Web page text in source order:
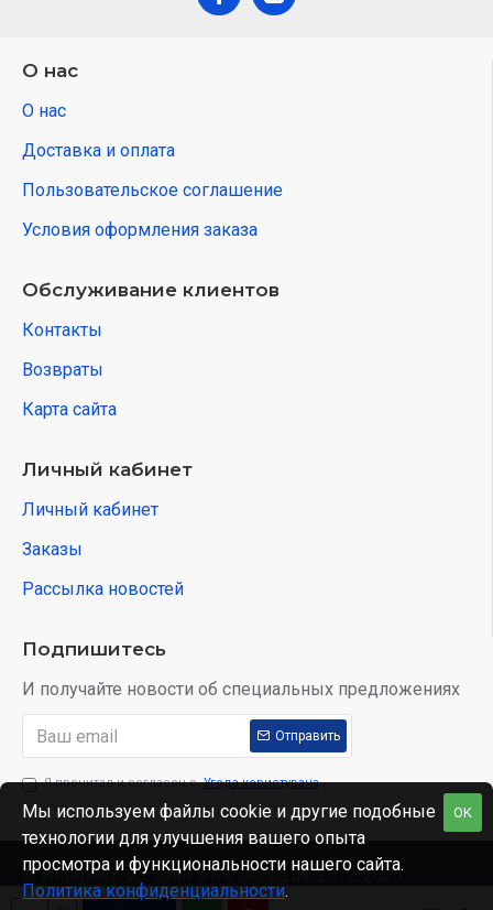
О нас
О нас
Доставка и оплата
Пользовательское соглашение
Условия оформления заказа
Обслуживание клиентов
Контакты
Возвраты
Карта сайта
Личный кабинет
Личный кабинет
Заказы
Рассылка новостей
Подпишитесь
И получайте новости об специальных предложениях
Отправить
Я прочитал и согласен с Угода користувача
© Интернет-магазин www.skidka.ua, 2012-2025.
OK
Мы используем файлы cookie и другие подобные
технологии для улучшения вашего опыта
просмотра и функциональности нашего сайта.
Политика конфиденциальности.